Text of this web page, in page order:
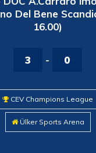
Del Bene
16.00)
3 - 0
CEV Champions League
Ülker Sports Arena